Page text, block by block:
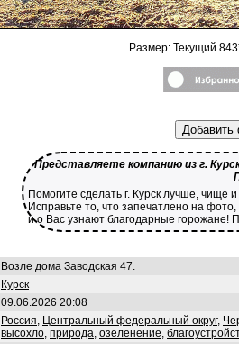
Размер: Текущий
Добавить
Представляете компанию из г.
Помогите сделать г. Курск лучше, чище и
Исправьте то, что запечатлено на
и о Вас узнают благодарные горожане!
Возле дома Заводская 47.
Курск
09.06.2026 20:08
Россия, Центральный федеральный округ,
высохло, природа, озеленение,